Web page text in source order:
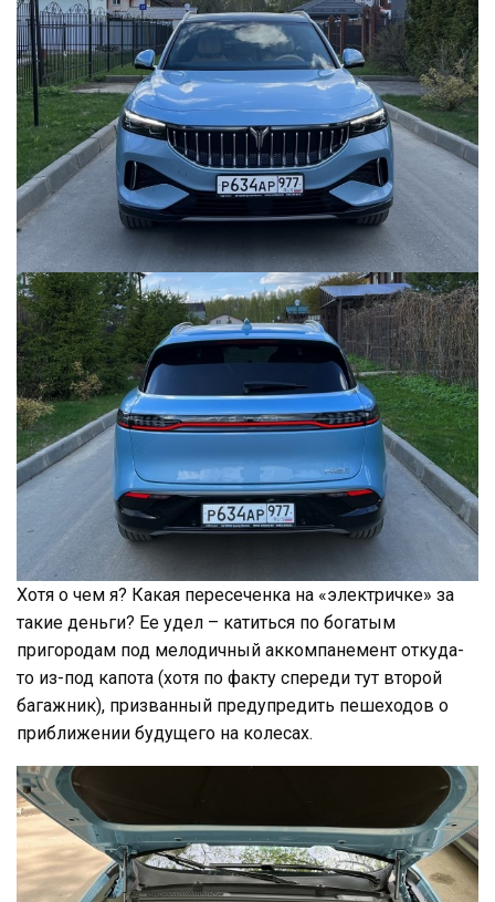
Хотя о чем я? Какая пересеченка на «электричке» за
такие деньги? Ее удел – катиться по богатым
пригородам под мелодичный аккомпанемент откуда-
то из-под капота (хотя по факту спереди тут второй
багажник), призванный предупредить пешеходов о
приближении будущего на колесах.